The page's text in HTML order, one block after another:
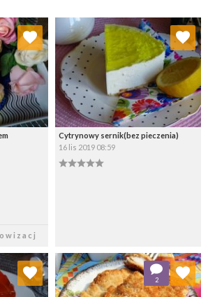
ulubionych
listę:
Cytrynowy sernik(bez pieczenia)
16 lis 2019 08:59
Dodaj do ulubionych
Wybierz listę:
ulubionych
listę:
2
Dodaj do ulubionych
Wybierz listę: